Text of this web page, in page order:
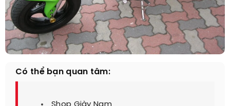
Có thể bạn quan tâm: